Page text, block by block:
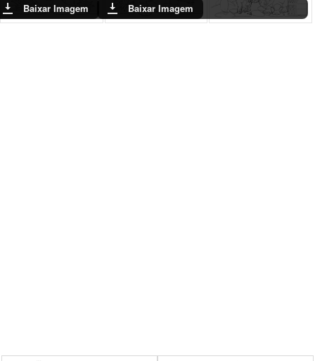
Baixar Imagem Baixar Imagem